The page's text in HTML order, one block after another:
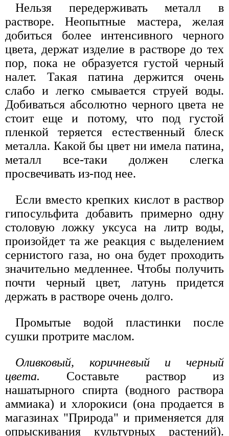
Нельзя передерживать металл в
растворе. Неопытные мастера, желая
добиться более интенсивного черного
цвета, держат изделие в растворе до тех
пор, пока не образуется густой черный
налет. Такая патина держится очень
слабо и легко смывается струей воды.
Добиваться абсолютно черного цвета не
стоит еще и потому, что под густой
пленкой теряется естественный блеск
металла. Какой бы цвет ни имела патина,
металл все-таки должен слегка
просвечивать из-под нее.
Если вместо крепких кислот в раствор
гипосульфита добавить примерно одну
столовую ложку уксуса на литр воды,
произойдет та же реакция с выделением
сернистого газа, но она будет проходить
значительно медленнее. Чтобы получить
почти черный цвет, латунь придется
держать в растворе очень долго.
Промытые водой пластинки после
сушки протрите маслом.
Оливковый, коричневый и черный
цвета. Составьте раствор из
нашатырного спирта (водного раствора
аммиака) и хлорокиси (она продается в
магазинах "Природа" и применяется для
опрыскивания культурных растений).